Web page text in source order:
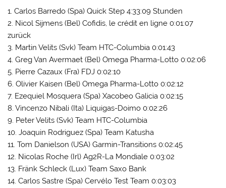
1. Carlos Barredo (Spa) Quick Step 4:33:09 Stunden
2. Nicol Sijmens (Bel) Cofidis, le crédit en ligne 0:01:07
zurück
3. Martin Velits (Svk) Team HTC-Columbia 0:01:43
4. Greg Van Avermaet (Bel) Omega Pharma-Lotto 0:02:06
5. Pierre Cazaux (Fra) FDJ 0:02:10
6. Olivier Kaisen (Bel) Omega Pharma-Lotto 0:02:12
7. Ezequiel Mosquera (Spa) Xacobeo Galicia 0:02:15
8. Vincenzo Nibali (Ita) Liquigas-Doimo 0:02:26
9. Peter Velits (Svk) Team HTC-Columbia
10. Joaquin Rodriguez (Spa) Team Katusha
11. Tom Danielson (USA) Garmin-Transitions 0:02:45
12. Nicolas Roche (Irl) Ag2R-La Mondiale 0:03:02
13. Fränk Schleck (Lux) Team Saxo Bank
14. Carlos Sastre (Spa) Cervélo Test Team 0:03:03